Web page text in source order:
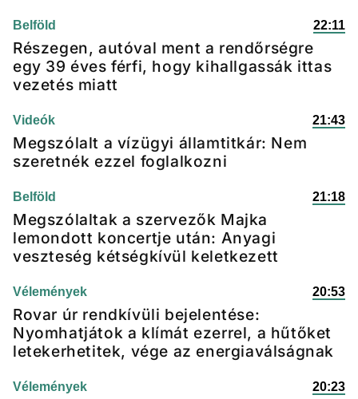
Belföld 22:11
Részegen, autóval ment a rendőrségre
egy 39 éves férfi, hogy kihallgassák ittas
vezetés miatt
Videók 21:43
Megszólalt a vízügyi államtitkár: Nem
szeretnék ezzel foglalkozni
Belföld 21:18
Megszólaltak a szervezők Majka
lemondott koncertje után: Anyagi
veszteség kétségkívül keletkezett
Vélemények 20:53
Rovar úr rendkívüli bejelentése:
Nyomhatjátok a klímát ezerrel, a hűtőket
letekerhetitek, vége az energiaválságnak
Vélemények 20:23